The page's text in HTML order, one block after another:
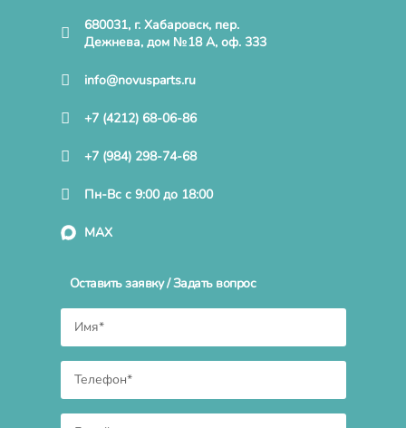
680031, г. Хабаровск, пер.
Дежнева, дом №18 А, оф. 333
info@novusparts.ru
+7 (4212) 68-06-86
+7 (984) 298-74-68
Пн-Вс с 9:00 до 18:00
MAX
Оставить заявку / Задать вопрос